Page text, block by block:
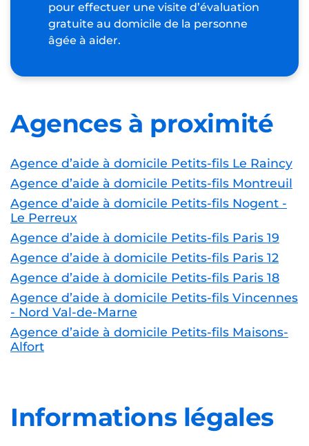
pour effectuer une visite d’évaluation
gratuite au domicile de la personne
âgée à aider.
Agences à proximité
Agence d’aide à domicile Petits-fils Le Raincy
Agence d’aide à domicile Petits-fils Montreuil
Agence d’aide à domicile Petits-fils Nogent -
Le Perreux
Agence d’aide à domicile Petits-fils Paris 19
Agence d’aide à domicile Petits-fils Paris 12
Agence d’aide à domicile Petits-fils Paris 18
Agence d’aide à domicile Petits-fils Vincennes
- Nord Val-de-Marne
Agence d’aide à domicile Petits-fils Maisons-
Alfort
Informations légales